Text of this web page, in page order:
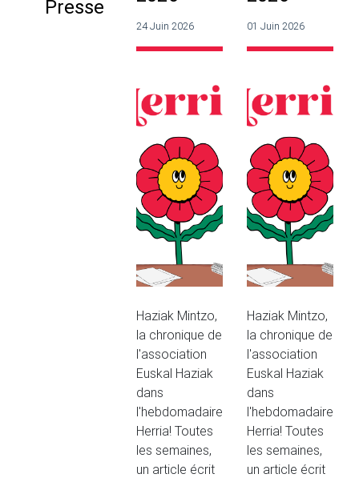
Presse
24 Juin 2026
Haziak Mintzo,
la chronique de
l'association
Euskal Haziak
dans
l'hebdomadaire
Herria! Toutes
les semaines,
un article écrit
01 Juin 2026
Haziak Mintzo,
la chronique de
l'association
Euskal Haziak
dans
l'hebdomadaire
Herria! Toutes
les semaines,
un article écrit